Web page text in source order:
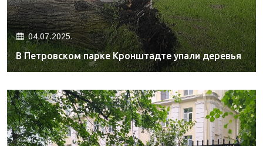
04.07.2025.
В Петровском парке Кронштадте упали деревья